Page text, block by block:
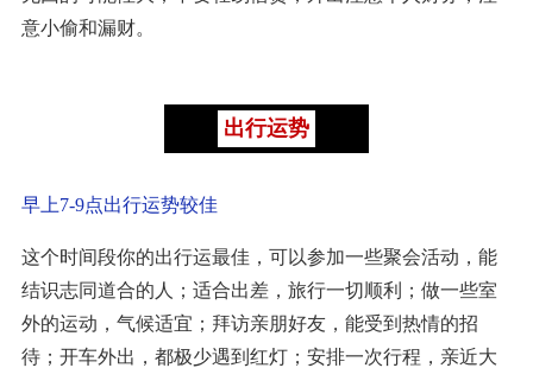
意小偷和漏财。
出行运势
早上7-9点出行运势较佳
这个时间段你的出行运最佳，可以参加一些聚会活动，能
结识志同道合的人；适合出差，旅行一切顺利；做一些室
外的运动，气候适宜；拜访亲朋好友，能受到热情的招
待；开车外出，都极少遇到红灯；安排一次行程，亲近大